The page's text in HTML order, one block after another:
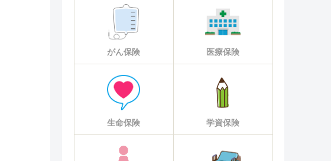
がん保険 医療保険
生命保険 学資保険